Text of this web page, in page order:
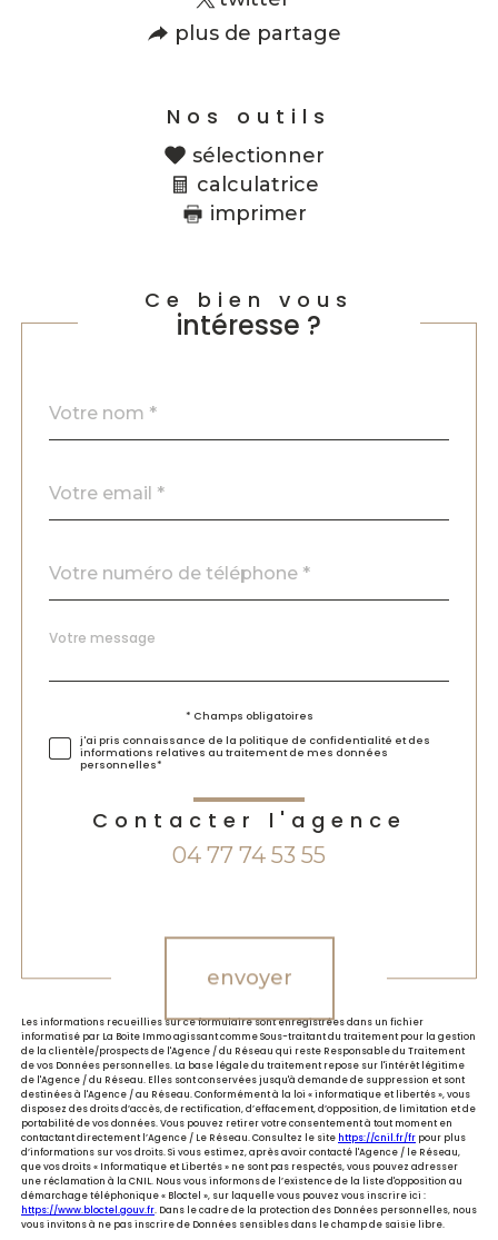
plus de partage
Nos outils
sélectionner
calculatrice
imprimer
Ce bien vous
intéresse ?
par
*
*
*
Fieldset
Message
*
* Champs obligatoires
j'ai pris connaissance de la politique de confidentialité et des
informations relatives au traitement de mes données
personnelles*
Contacter l'agence
04 77 74 53 55
envoyer
Les informations recueillies sur ce formulaire sont enregistrées dans un fichier
informatisé par La Boite Immo agissant comme Sous-traitant du traitement pour la gestion
de la clientèle/prospects de l'Agence / du Réseau qui reste Responsable du Traitement
de vos Données personnelles. La base légale du traitement repose sur l'intérêt légitime
de l'Agence / du Réseau. Elles sont conservées jusqu'à demande de suppression et sont
destinées à l'Agence / au Réseau. Conformément à la loi « informatique et libertés », vous
disposez des droits d’accès, de rectification, d’effacement, d’opposition, de limitation et de
portabilité de vos données. Vous pouvez retirer votre consentement à tout moment en
contactant directement l’Agence / Le Réseau. Consultez le site https://cnil.fr/fr pour plus
d’informations sur vos droits. Si vous estimez, après avoir contacté l'Agence / le Réseau,
que vos droits « Informatique et Libertés » ne sont pas respectés, vous pouvez adresser
une réclamation à la CNIL. Nous vous informons de l’existence de la liste d'opposition au
démarchage téléphonique « Bloctel », sur laquelle vous pouvez vous inscrire ici :
https://www.bloctel.gouv.fr. Dans le cadre de la protection des Données personnelles, nous
vous invitons à ne pas inscrire de Données sensibles dans le champ de saisie libre.